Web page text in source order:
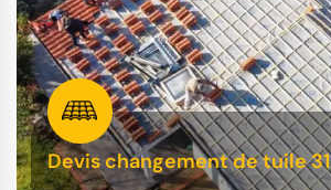
Devis changement de tuile 31